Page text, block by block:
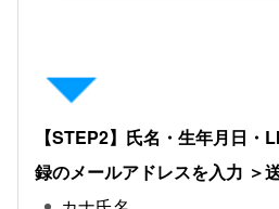
【STEP2】氏名・生年月日
録のメールアドレスを入力 ＞